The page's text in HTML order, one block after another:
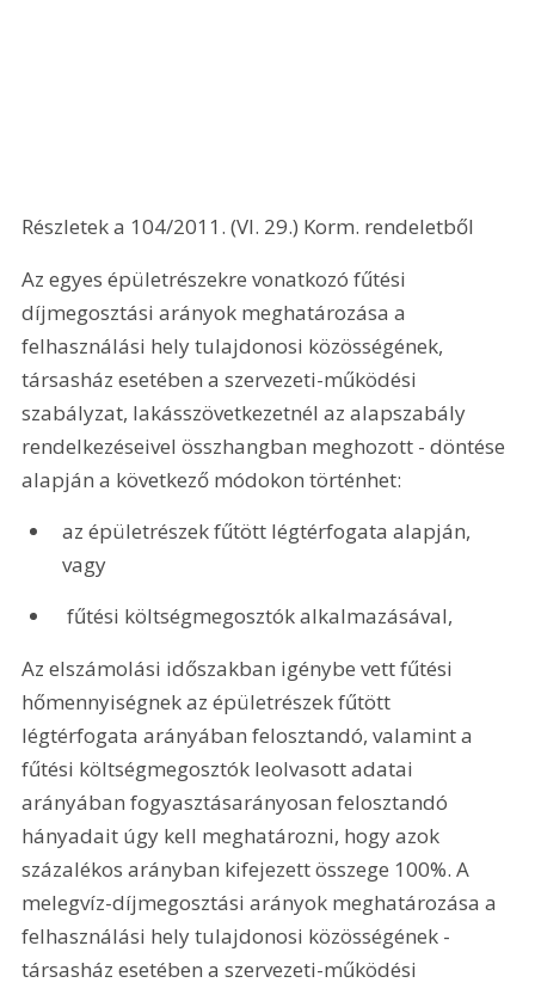
Részletek a 104/2011. (VI. 29.) Korm. rendeletből
Az egyes épületrészekre vonatkozó fűtési
díjmegosztási arányok meghatározása a
felhasználási hely tulajdonosi közösségének,
társasház esetében a szervezeti-működési
szabályzat, lakásszövetkezetnél az alapszabály
rendelkezéseivel összhangban meghozott - döntése
alapján a következő módokon történhet:
az épületrészek fűtött légtérfogata alapján,
vagy
fűtési költségmegosztók alkalmazásával,
Az elszámolási időszakban igénybe vett fűtési
hőmennyiségnek az épületrészek fűtött
légtérfogata arányában felosztandó, valamint a
fűtési költségmegosztók leolvasott adatai
arányában fogyasztásarányosan felosztandó
hányadait úgy kell meghatározni, hogy azok
százalékos arányban kifejezett összege 100%. A
melegvíz-díjmegosztási arányok meghatározása a
felhasználási hely tulajdonosi közösségének -
társasház esetében a szervezeti-működési